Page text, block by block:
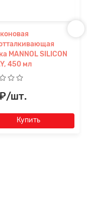
MANNOL SILICON
450 мл
шт.
Купить